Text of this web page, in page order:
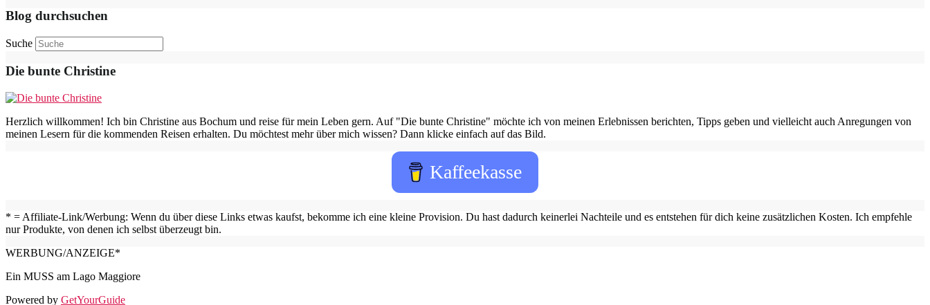
Blog durchsuchen
Suche
Die bunte Christine
Herzlich willkommen! Ich bin Christine aus Bochum und reise für mein Leben gern. Auf "Die bunte Christine" möchte ich von meinen Erlebnissen berichten, Tipps geben und vielleicht auch Anregungen von
meinen Lesern für die kommenden Reisen erhalten. Du möchtest mehr über mich wissen? Dann klicke einfach auf das Bild.
Kaffeekasse
* = Affiliate-Link/Werbung: Wenn du über diese Links etwas kaufst, bekomme ich eine kleine Provision. Du hast dadurch keinerlei Nachteile und es entstehen für dich keine zusätzlichen Kosten. Ich empfehle
nur Produkte, von denen ich selbst überzeugt bin.
WERBUNG/ANZEIGE*
Ein MUSS am Lago Maggiore
Powered by GetYourGuide